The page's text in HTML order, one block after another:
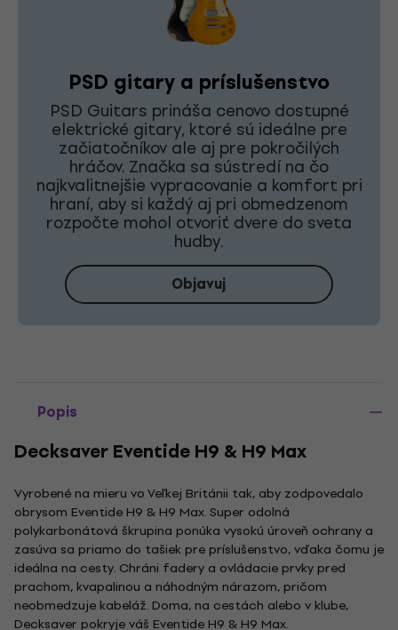
PSD gitary a príslušenstvo
PSD Guitars prináša cenovo dostupné
elektrické gitary, ktoré sú ideálne pre
začiatočníkov ale aj pre pokročilých
hráčov. Značka sa sústredí na čo
najkvalitnejšie vypracovanie a komfort pri
hraní, aby si každý aj pri obmedzenom
rozpočte mohol otvoriť dvere do sveta
hudby.
Objavuj
Popis
Decksaver Eventide H9 & H9 Max
Vyrobené na mieru vo Veľkej Británii tak, aby zodpovedalo
obrysom Eventide H9 & H9 Max. Super odolná
polykarbonátová škrupina ponúka vysokú úroveň ochrany a
zasúva sa priamo do tašiek pre príslušenstvo, vďaka čomu je
ideálna na cesty. Chráni fadery a ovládacie prvky pred
prachom, kvapalinou a náhodným nárazom, pričom
neobmedzuje kabeláž. Doma, na cestách alebo v klube,
Decksaver pokryje váš Eventide H9 & H9 Max.